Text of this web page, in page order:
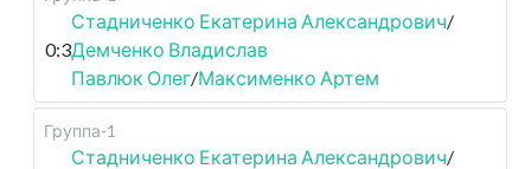
0:3
Стадниченко Екатерина Александрович/
Демченко Владислав
Павлюк Олег/Максименко Артем
Группа-1
Стадниченко Екатерина Александрович/